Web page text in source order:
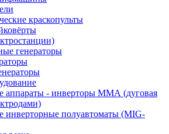
краскопульты
генераторы
аппараты - инверторы ММА (дуговая
инверторные полуавтоматы (MIG-